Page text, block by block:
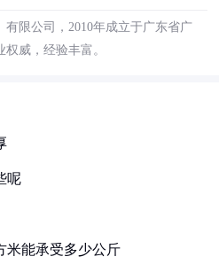
限公司，2010年成立于广东省广
威，经验丰富。
呢
米能承受多少公斤